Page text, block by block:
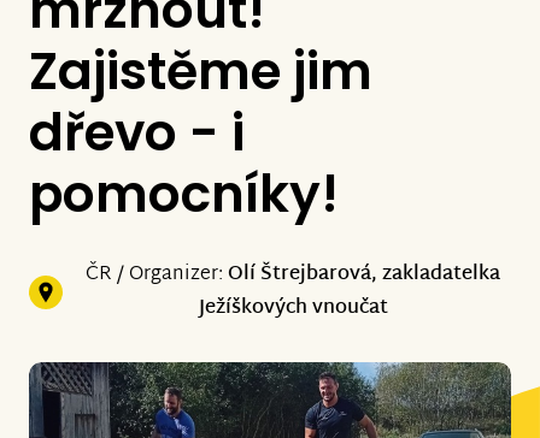
Zajistěme jim
dřevo - i
pomocníky!
ČR / Organizer:Olí Štrejbarová, zakladatelka
Ježíškových vnoučat